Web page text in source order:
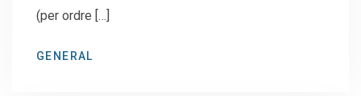
(per ordre […]
GENERAL